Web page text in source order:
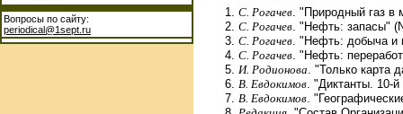
Вопросы по сайту:
periodical@1sept.ru
С. Рогачев . "Природный газ в
С. Рогачев . "Нефть: запасы"
С. Рогачев . "Нефть: добыча и
С. Рогачев . "Нефть:
И. Родионова . "Только карта
В. Евдокимов . "Диктанты. 10-
В. Евдокимов .